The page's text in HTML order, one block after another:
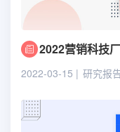
2022营销科技
2022-03-15 研究报